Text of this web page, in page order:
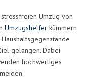
Umzug von
Umzugshelfer kümmern
gelangen. Dabei
hochwertiges